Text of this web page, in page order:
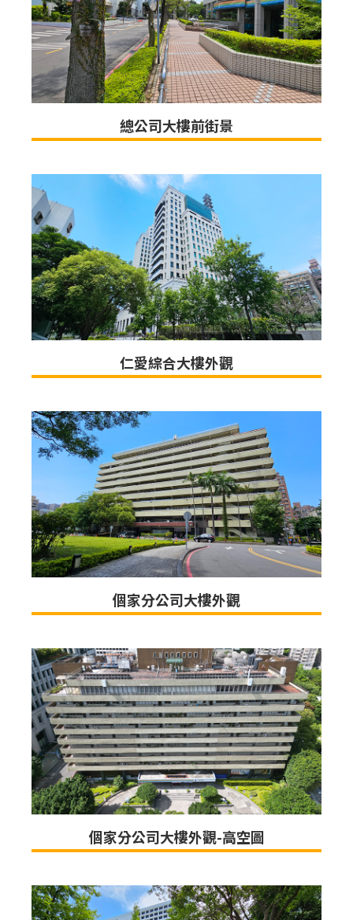
總公司大樓前街景
仁愛綜合大樓外觀
個家分公司大樓外觀
個家分公司大樓外觀-高空圖